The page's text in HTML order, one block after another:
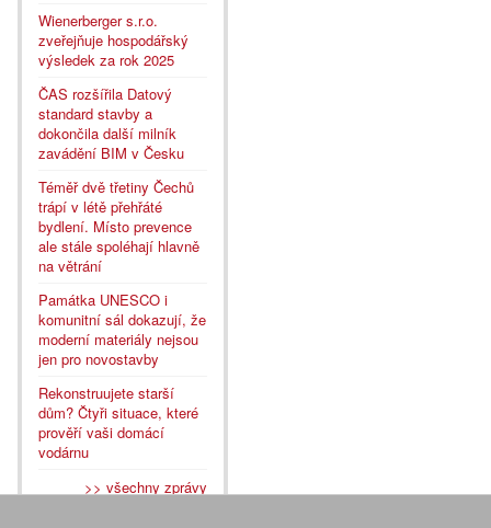
Wienerberger s.r.o.
zveřejňuje hospodářský
výsledek za rok 2025
ČAS rozšířila Datový
standard stavby a
dokončila další milník
zavádění BIM v Česku
Téměř dvě třetiny Čechů
trápí v létě přehřáté
bydlení. Místo prevence
ale stále spoléhají hlavně
na větrání
Památka UNESCO i
komunitní sál dokazují, že
moderní materiály nejsou
jen pro novostavby
Rekonstruujete starší
dům? Čtyři situace, které
prověří vaši domácí
vodárnu
>> všechny zprávy